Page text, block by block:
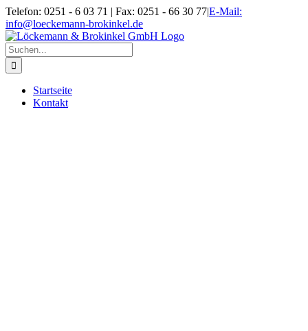
Zum
Inhalt
springen
Telefon: 0251 - 6 03 71 | Fax: 0251 - 66 30 77|E-Mail:
info@loeckemann-brokinkel.de
Suche
nach:
Startseite
Kontakt